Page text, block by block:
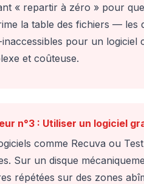
« repartir à zéro » pour
la table des fichiers — les
inaccessibles pour un logiciel
et coûteuse.
n°3 : Utiliser un logiciel
comme Recuva ou
Sur un disque
répétées sur des zones